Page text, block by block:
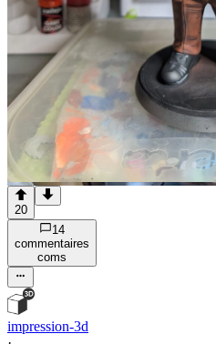
20
14
commentaires
coms
impression-3d